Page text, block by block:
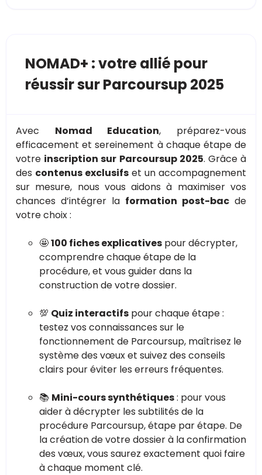
NOMAD+ : votre allié pour
réussir sur Parcoursup 2025
Avec Nomad Education, préparez-vous
efficacement et sereinement à chaque étape de
votre inscription sur Parcoursup 2025. Grâce à
des contenus exclusifs et un accompagnement
sur mesure, nous vous aidons à maximiser vos
chances d’intégrer la formation post-bac de
votre choix :
🤩100 fiches explicatives pour décrypter,
ccomprendre chaque étape de la
procédure, et vous guider dans la
construction de votre dossier.
💯 Quiz interactifs pour chaque étape :
testez vos connaissances sur le
fonctionnement de Parcoursup, maîtrisez le
système des vœux et suivez des conseils
clairs pour éviter les erreurs fréquentes.
📚 Mini-cours synthétiques: pour vous
aider à décrypter les subtilités de la
procédure Parcoursup, étape par étape. De
la création de votre dossier à la confirmation
des vœux, vous saurez exactement quoi faire
à chaque moment clé.